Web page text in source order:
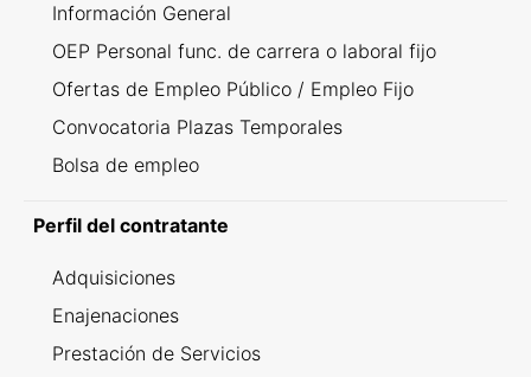
Información General
OEP Personal func. de carrera o laboral fijo
Ofertas de Empleo Público / Empleo Fijo
Convocatoria Plazas Temporales
Bolsa de empleo
Perfil del contratante
Adquisiciones
Enajenaciones
Prestación de Servicios